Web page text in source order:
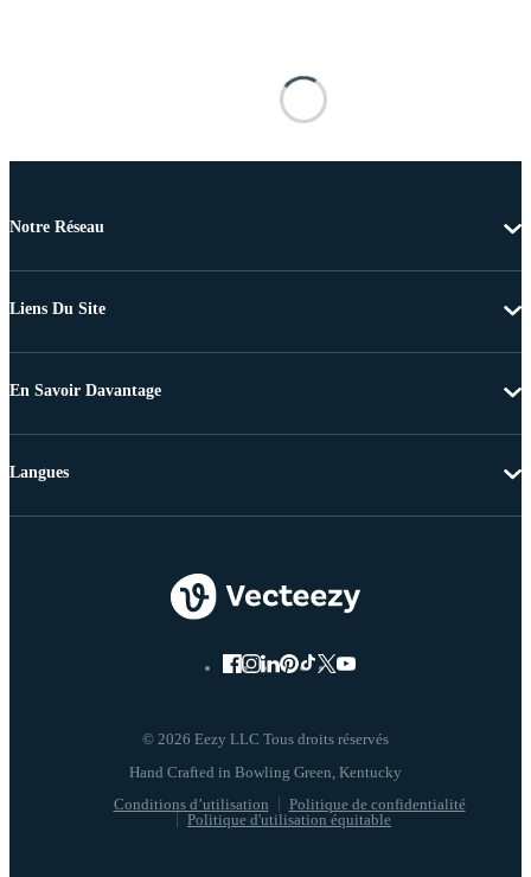
Notre Réseau
Liens Du Site
En Savoir Davantage
© 2026 Eezy LLC Tous droits réservés
Conditions d’utilisation
Politique de confidentialité
Politique d'utilisation équitable
Langues